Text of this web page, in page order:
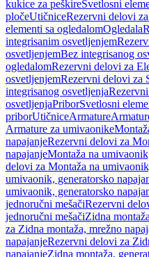
kukice za peškireSvetlosni
pločeUtičniceRezervni delovi
elementi sa ogledalomOgledala
integrisanim osvetljenjem
osvetljenjemBez integrisanog
ogledalomRezervni delovi za
osvetljenjemRezervni delovi za
integrisanog osvetljenja
osvetljenjaPriborSvetlosni
priborUtičniceArmature
Armature za umivaonike
napajanjeRezervni delovi za
napajanjeMontaža na
delovi za Montaža na
umivaonik, generatorsko
umivaonik, generatorsko
jednoručni mešačiRezervni
jednoručni mešačiZidna
za Zidna montaža, mrežno
napajanjeRezervni delovi za
napajanjeZidna montaža,